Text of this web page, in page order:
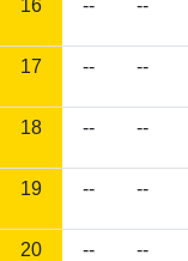
16 -- --
17 -- --
18 -- --
19 -- --
20 -- --